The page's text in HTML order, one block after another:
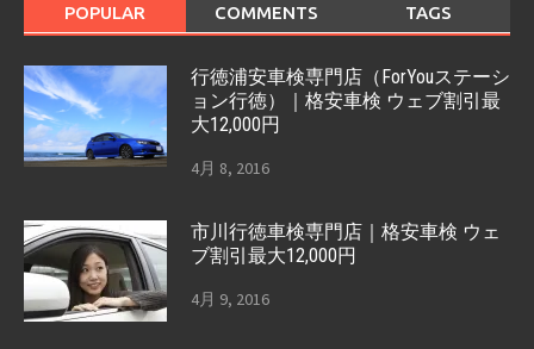
POPULAR COMMENTS TAGS
行徳浦安車検専門店（ForYouステーシ
ョン行徳）｜格安車検 ウェブ割引最
大12,000円
4月 8, 2016
市川行徳車検専門店｜格安車検 ウェ
ブ割引最大12,000円
4月 9, 2016